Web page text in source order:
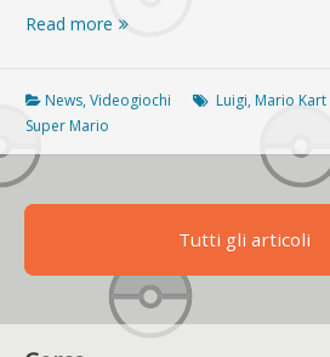
Read more Un
Nintendo
+
Kart
è
ora
disponibile
News,Videogiochi Luigi, Mario Kart
Super Mario
Tutti gli articoli